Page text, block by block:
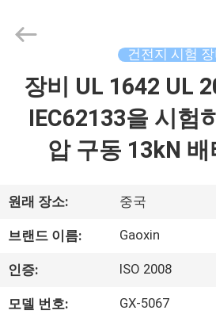
우
리
에
Testing
Equipment
Reserved.
Developed
건전지 시험
장비 UL 1642 UL
IEC62133을 시험
압 구동 13kN
원래 장소: 중국
브랜드 이름: Gaoxin
인증: ISO 2008
모델 번호: GX-5067